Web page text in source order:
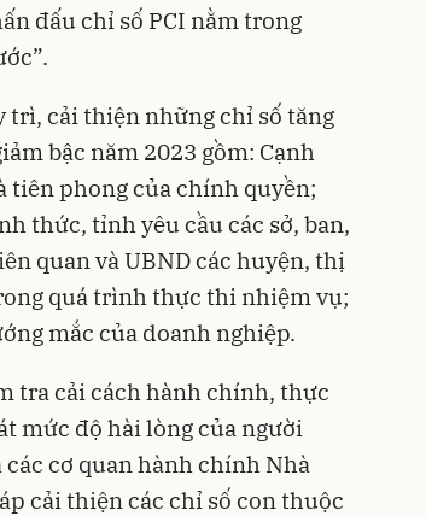
đấu chỉ số PCI nằm trong
trì, cải thiện những chỉ số tăng
bậc năm 2023 gồm: Cạnh
tiên phong của chính quyền;
thức, tỉnh yêu cầu các sở, ban,
quan và UBND các huyện, thị
quá trình thực thi nhiệm vụ;
mắc của doanh nghiệp.
tra cải cách hành chính, thực
mức độ hài lòng của người
cơ quan hành chính Nhà
cải thiện các chỉ số con thuộc